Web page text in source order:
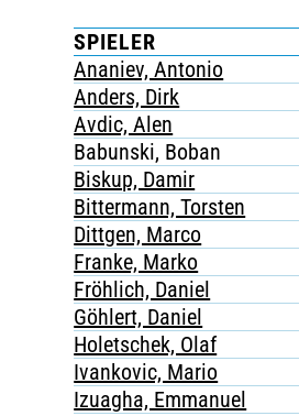
SPIELER
Ananiev, Antonio
Anders, Dirk
Avdic, Alen
Babunski, Boban
Biskup, Damir
Bittermann, Torsten
Dittgen, Marco
Franke, Marko
Fröhlich, Daniel
Göhlert, Daniel
Holetschek, Olaf
Ivankovic, Mario
Izuagha, Emmanuel